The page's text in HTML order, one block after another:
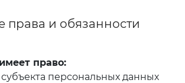
права и обязанности
право:
персональных данных